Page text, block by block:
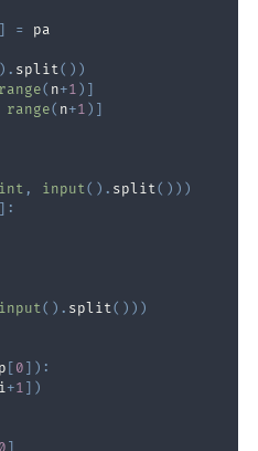
] =
) . split( ) )
range( n+1 ) ]
range( n+1 ) ]
int , input( ) . split( ) ) )
] :
input( ) . split( ) ) )
[ 0 ] ) :
i+1 ] )
0 ]